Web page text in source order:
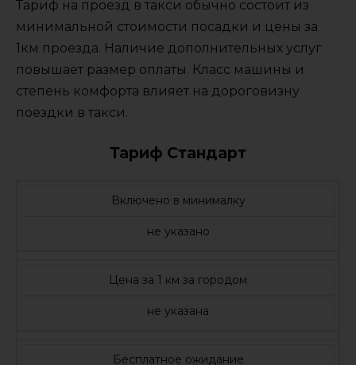
Тариф на проезд в такси обычно состоит из
минимальной стоимости посадки и цены за
1км проезда. Наличие дополнительных услуг
повышает размер оплаты. Класс машины и
степень комфорта влияет на дороговизну
поездки в такси.
Тариф Стандарт
Включено в минималку
не указано
Цена за 1 км за городом
не указана
Бесплатное ожидание